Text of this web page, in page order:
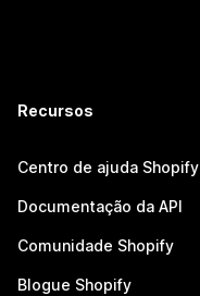
Recursos
Centro de ajuda Shopify
Documentação da API
Comunidade Shopify
Blogue Shopify